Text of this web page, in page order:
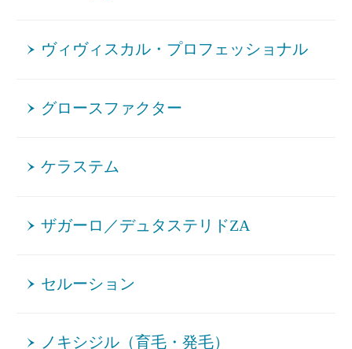
ヴィヴィスカル・プロフェッショナル
グロースファクター
ケラステム
ザガーロ／デュタステリドZA
セルーション
ノキシジル（育毛・発毛）